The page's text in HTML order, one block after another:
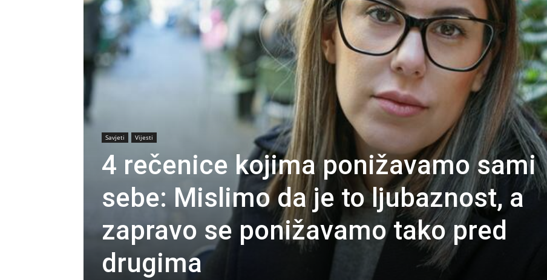
Savjeti Vijesti
4 rečenice kojima ponižavamo sami
sebe: Mislimo da je to ljubaznost, a
zapravo se ponižavamo tako pred
drugima